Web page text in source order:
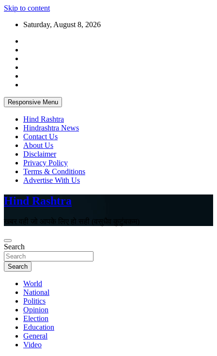
Skip to content
Saturday, August 8, 2026
Responsive Menu
Hind Rashtra
Hindrashtra News
Contact Us
About Us
Disclaimer
Privacy Policy
Terms & Conditions
Advertise With Us
Hind Rashtra
खबर वही जो आपके लिए हो सही (वसुधैव कुटुंबकम)
Search
Search
World
National
Politics
Opinion
Election
Education
General
Video